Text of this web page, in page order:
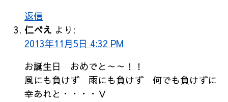
返信
仁べえ より:
2013年11月5日 4:32 PM
お誕生日 おめでと～～！！
風にも負けず 雨にも負けず 何でも負けずに
幸あれと・・・・Ｖ